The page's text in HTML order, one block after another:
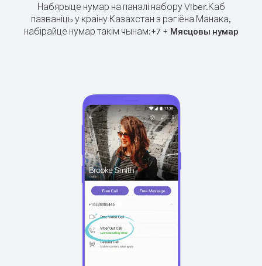
Набярыце нумар на панэлі набору Viber.Каб
пазваніць у краіну Казахстан з рэгіёна Манака,
набірайце нумар такім чынам:+7+ Мясцовы нумар